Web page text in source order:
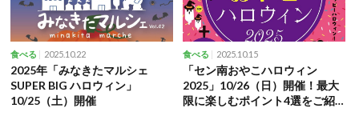
食べる 2025.10.22
2025年「みなきたマルシェ
SUPER BIG ハロウィン」
10/25（土）開催
食べる 2025.10.15
「セン南おやこハロウィン
2025」10/26（日）開催！最大
限に楽しむポイント4選をご紹